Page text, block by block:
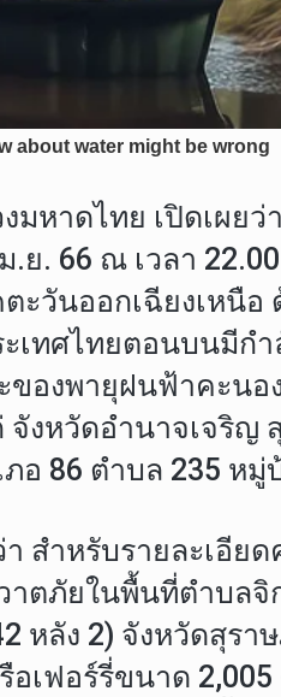
หาดไทย เปิดเผย
.ย. 66 ณ เวลา
วันออกเฉียงเหนื
เทศไทยตอนบนมี
งพายุฝนฟ้าคะนอ
งหวัดอำนาจเจริ
อ 86 ตำบล 235 หมู่
สำหรับรายละเอี
าตภัยในพื้นที่ตำบล
หลัง 2) จังหวัดสุ
อเฟอร์รี่ขนาด